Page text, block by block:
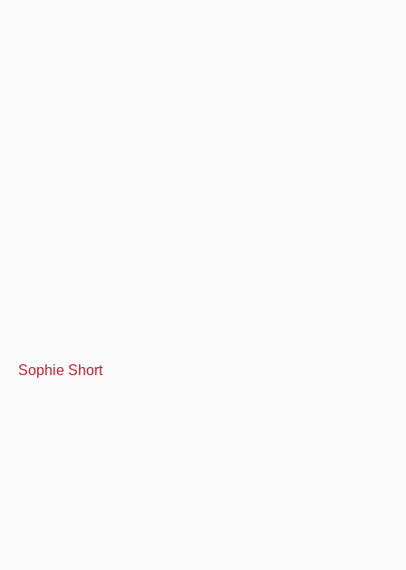
Sophie Short